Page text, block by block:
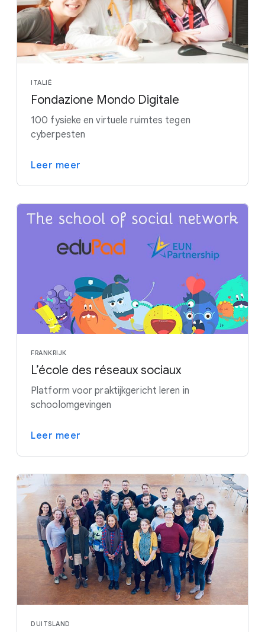
ITALIË
Fondazione Mondo Digitale
100 fysieke en virtuele ruimtes tegen
cyberpesten
Leer meer
FRANKRIJK
L’école des réseaux sociaux
Platform voor praktijkgericht leren in
schoolomgevingen
Leer meer
DUITSLAND